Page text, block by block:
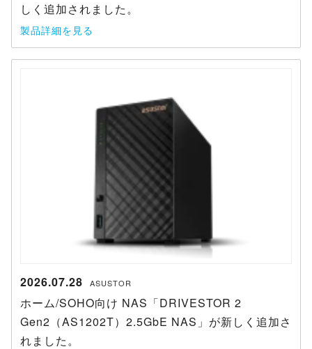
しく追加されました。
製品詳細を見る
2026.07.28 ASUSTOR
ホーム/SOHO向け NAS「DRIVESTOR 2
Gen2（AS1202T）2.5GbE NAS」が新しく追加さ
れました。